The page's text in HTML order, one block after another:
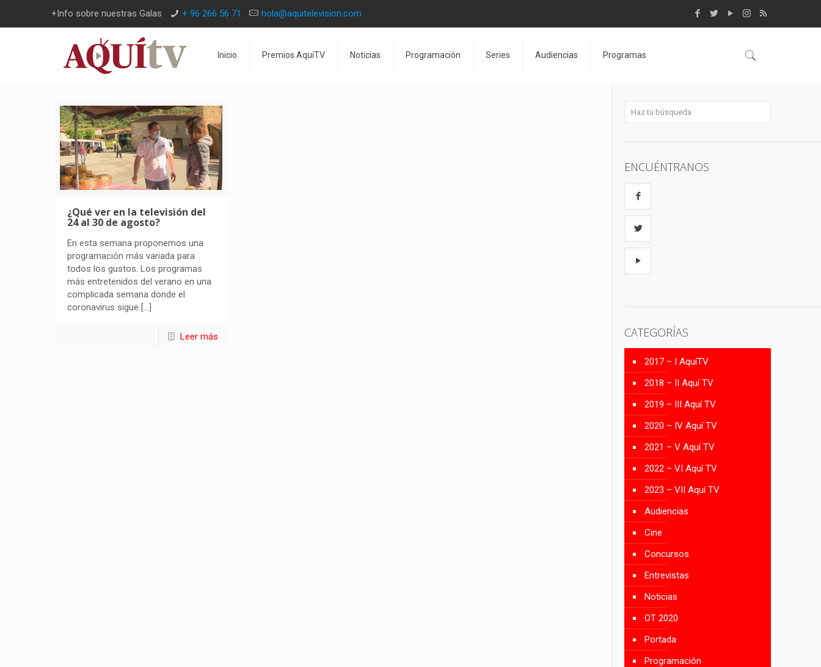
+Info sobre nuestras Galas + 96 266 56 71 hola@aquitelevision.com
Inicio Premios AquíTV Noticias Programación Series Audiencias Programas
¿Qué ver en la televisión del
24 al 30 de agosto?
En esta semana proponemos una
programación más variada para
todos los gustos. Los programas
más entretenidos del verano en una
complicada semana donde el
coronavirus sigue […]
Leer más
ENCUÉNTRANOS
CATEGORÍAS
2017 – I AquíTV
2018 – II Aquí TV
2019 – III Aquí TV
2020 – IV Aquí TV
2021 – V Aquí TV
2022 – VI Aquí TV
2023 – VII Aquí TV
Audiencias
Cine
Concursos
Entrevistas
Noticias
OT 2020
Portada
Programación